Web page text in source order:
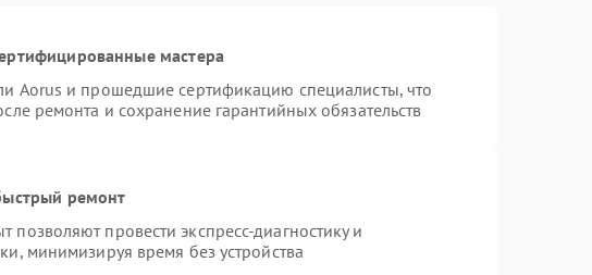
мастера
Aorus и прошедшие сертификацию специалисты, что
ремонта и сохранение гарантийных обязательств
ремонт
провести экспресс-диагностику и
минимизируя время без устройства